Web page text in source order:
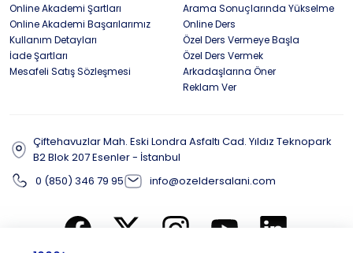
Online Akademi Şartları
Online Akademi Başarılarımız
Kullanım Detayları
İade Şartları
Mesafeli Satış Sözleşmesi
Arama Sonuçlarında Yükselme
Online Ders
Özel Ders Vermeye Başla
Özel Ders Vermek
Arkadaşlarına Öner
Reklam Ver
Çiftehavuzlar Mah. Eski Londra Asfaltı Cad. Yıldız Teknopark
B2 Blok 207 Esenler - İstanbul
0 (850) 346 79 95
info@ozeldersalani.com